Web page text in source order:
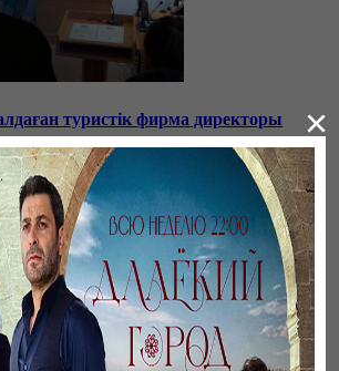
туристік фирма директоры
×